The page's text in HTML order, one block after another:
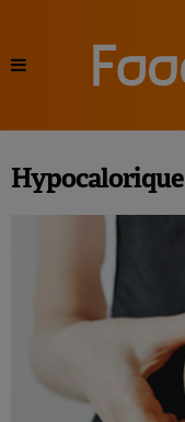
Hypocalorique